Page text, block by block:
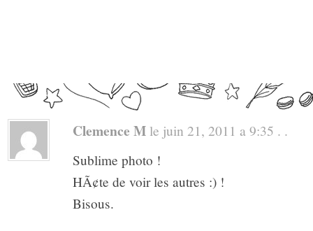
Clemence M le juin 21, 2011 a 9:35 . .
Sublime photo !
HÃ¢te de voir les autres :) !
Bisous.